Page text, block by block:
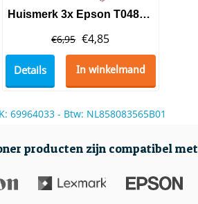
Huismerk 3x Epson T0481 (set)
€6,95 €4,85
Details In winkelmand
69964033 - Btw: NL858083565B01
producten zijn compatibel met